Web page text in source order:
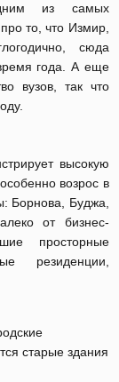
из самых
то, что Измир,
сюда
года. А еще
вузов, так что
высокую
возрос в
Борнова, Буджа,
от бизнес-
просторные
резиденции,
старые здания